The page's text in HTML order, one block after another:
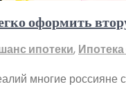
оформить
ипотеки,
многие